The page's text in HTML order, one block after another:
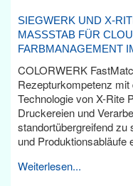
SIEGWERK UND X-
MASSSTAB FÜR
ARBMANAGEMENT
COLORWERK
Rezepturkompetenz
Technologie von X-Rite
Druckereien und
standortübergreifend
und Produktionsabläufe
Weiterlesen...